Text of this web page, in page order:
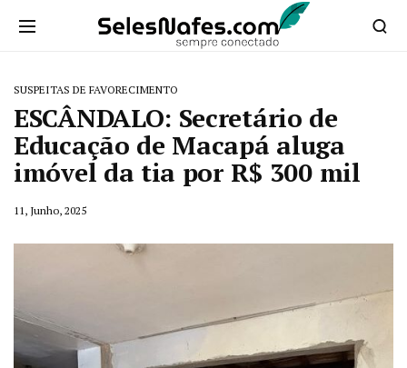
SUSPEITAS DE FAVORECIMENTO
ESCÂNDALO: Secretário de
Educação de Macapá aluga
imóvel da tia por R$ 300 mil
11, Junho, 2025